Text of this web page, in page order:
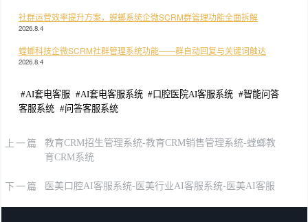
社群运营效率提升方案，螳螂系统企微SCRM群管理功能全面拆解
2026.8.4
螳螂科技企微SCRM社群管理系统功能——群自动回复与关键词触达
2026.8.4
#AI套电客服 #AI套电客服系统 #口腔医院AI客服系统 #智能问答
客服系统 #问答客服系统
上一篇
教育CRM招生管理系统-教育CRM销售管理系统-螳螂教
育CRM系统
下一篇 医美口腔AI客服系统-医美行业AI客服系统-医美AI客服